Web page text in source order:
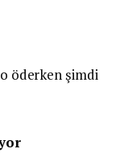
öderken şimdi